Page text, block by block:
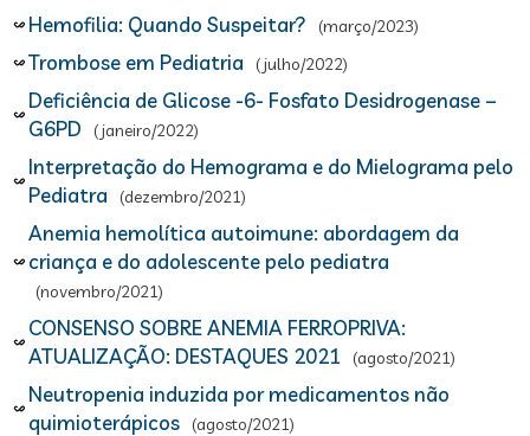
Hemofilia: Quando Suspeitar? (março/2023)
Trombose em Pediatria (julho/2022)
Deficiência de Glicose -6- Fosfato Desidrogenase –
G6PD
(janeiro/2022)
Interpretação do Hemograma e do Mielograma pelo
Pediatra
(dezembro/2021)
Anemia hemolítica autoimune: abordagem da
criança e do adolescente pelo pediatra
(novembro/2021)
CONSENSO SOBRE ANEMIA FERROPRIVA:
ATUALIZAÇÃO: DESTAQUES 2021
(agosto/2021)
Neutropenia induzida por medicamentos não
quimioterápicos
(agosto/2021)